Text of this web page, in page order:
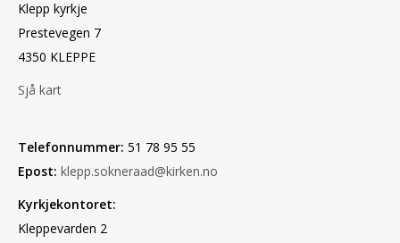
Klepp kyrkje
Prestevegen 7
4350 KLEPPE
Sjå kart
Telefonnummer: 51 78 95 55
Epost: klepp.sokneraad@kirken.no
Kyrkjekontoret:
Kleppevarden 2